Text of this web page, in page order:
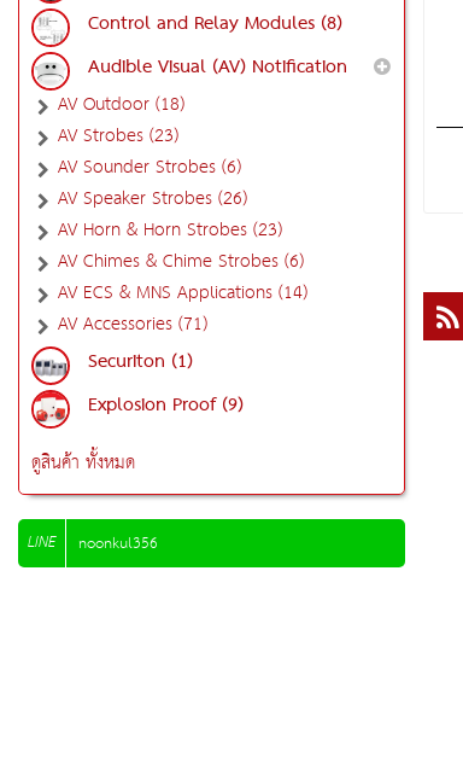
Control and Relay Modules (8)
Audible Visual (AV) Notification
AV Outdoor (18)
AV Strobes (23)
AV Sounder Strobes (6)
AV Speaker Strobes (26)
AV Horn & Horn Strobes (23)
AV Chimes & Chime Strobes (6)
AV ECS & MNS Applications (14)
AV Accessories (71)
Securiton (1)
Explosion Proof (9)
ดูสินค้า ทั้งหมด
LINE noonkul356